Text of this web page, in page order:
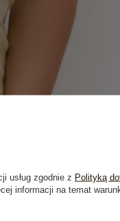
o produkcie(0)
usług zgodnie z Polityką
informacji na temat